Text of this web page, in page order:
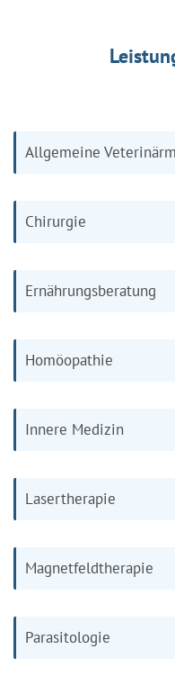
Allgemeine
Chirurgie
Ernährungsberatung
Homöopathie
Innere Medizin
Lasertherapie
Magnetfeldtherapie
Parasitologie